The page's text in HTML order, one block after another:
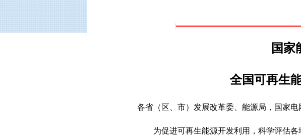
国家
全国可再生
各省（区、市）发展改革委、能源局，国家
为促进可再生能源开发利用，科学评估各